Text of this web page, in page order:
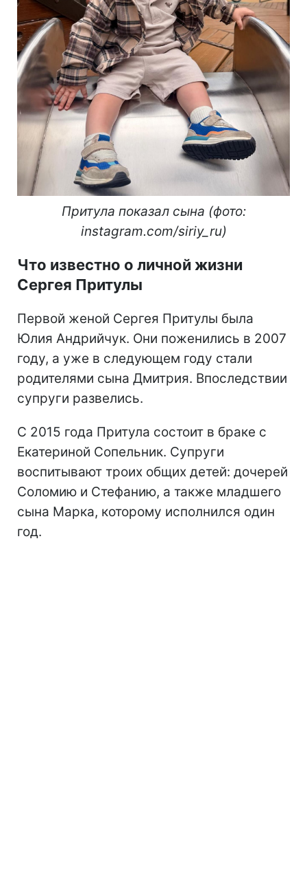
Притула показал сына (фото:
instagram.com/siriy_ru)
Что известно о личной жизни
Сергея Притулы
Первой женой Сергея Притулы была
Юлия Андрийчук. Они поженились в 2007
году, а уже в следующем году стали
родителями сына Дмитрия. Впоследствии
супруги развелись.
С 2015 года Притула состоит в браке с
Екатериной Сопельник. Супруги
воспитывают троих общих детей: дочерей
Соломию и Стефанию, а также младшего
сына Марка, которому исполнился один
год.